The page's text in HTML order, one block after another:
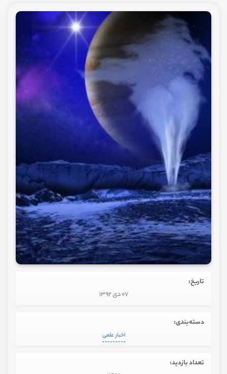
تاریخ:
07 دی 1392
دسته‌بندی:
اخبار علمی
تعداد بازدید: